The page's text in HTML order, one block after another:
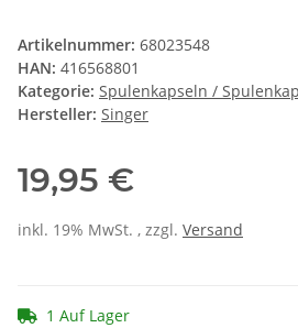
Artikelnummer: 68023548
HAN: 416568801
Kategorie: Spulenkapseln /
Hersteller: Singer
19,95 €
inkl. 19% MwSt. , zzgl. Versand
1 Auf Lager